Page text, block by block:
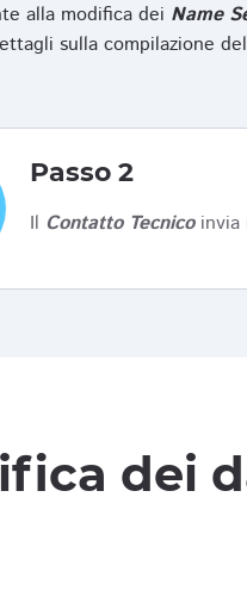
alla modifica dei Name
sulla compilazione
Passo 2
Il Contatto Tecnicoinvia
dei